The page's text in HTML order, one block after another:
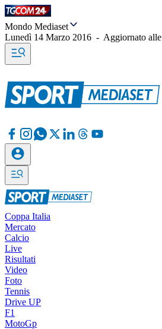
Mondo Mediaset
Lunedì 14 Marzo 2016 - Aggiornato alle
Coppa Italia
Mercato
Calcio
Live
Risultati
Video
Foto
Tennis
Drive UP
F1
MotoGp